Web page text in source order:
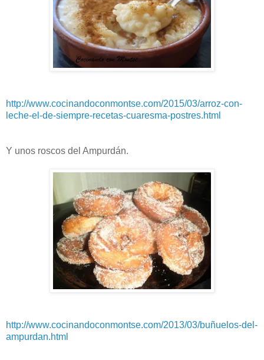
http://www.cocinandoconmontse.com/2015/03/arroz-con-
leche-el-de-siempre-recetas-cuaresma-postres.html
Y unos roscos del Ampurdán.
http://www.cocinandoconmontse.com/2013/03/buñuelos-del-
ampurdan.html